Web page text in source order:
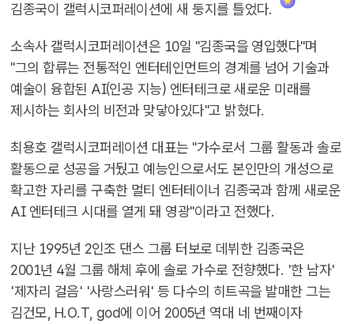
김종국이 갤럭시코퍼레이션에 새 둥지를 틀었다.
소속사 갤럭시코퍼레이션은 10일 "김종국을 영입했다"며
"그의 합류는 전통적인 엔터테인먼트의 경계를 넘어 기술과
예술이 융합된 AI(인공 지능) 엔터테크로 새로운 미래를
제시하는 회사의 비전과 맞닿아있다"고 밝혔다.
최용호 갤럭시코퍼레이션 대표는 "가수로서 그룹 활동과 솔로
활동으로 성공을 거뒀고 예능인으로서도 본인만의 개성으로
확고한 자리를 구축한 멀티 엔터테이너 김종국과 함께 새로운
AI 엔터테크 시대를 열게 돼 영광"이라고 전했다.
지난 1995년 2인조 댄스 그룹 터보로 데뷔한 김종국은
2001년 4월 그룹 해체 후에 솔로 가수로 전향했다. '한 남자'
'제자리 걸음' '사랑스러워' 등 다수의 히트곡을 발매한 그는
김건모, H.O.T, god에 이어 2005년 역대 네 번째이자